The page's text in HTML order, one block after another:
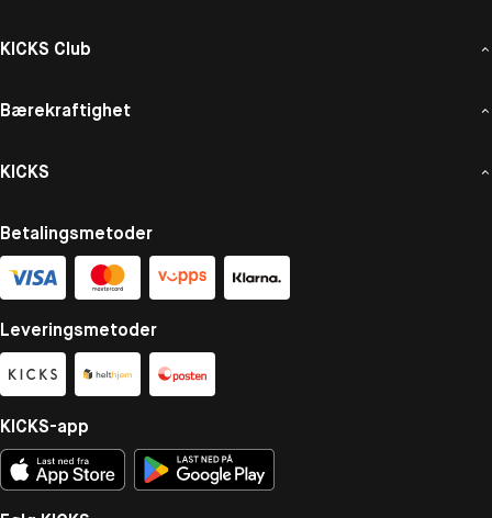
KICKS Club
Bærekraftighet
KICKS
Betalingsmetoder
Leveringsmetoder
KICKS-app